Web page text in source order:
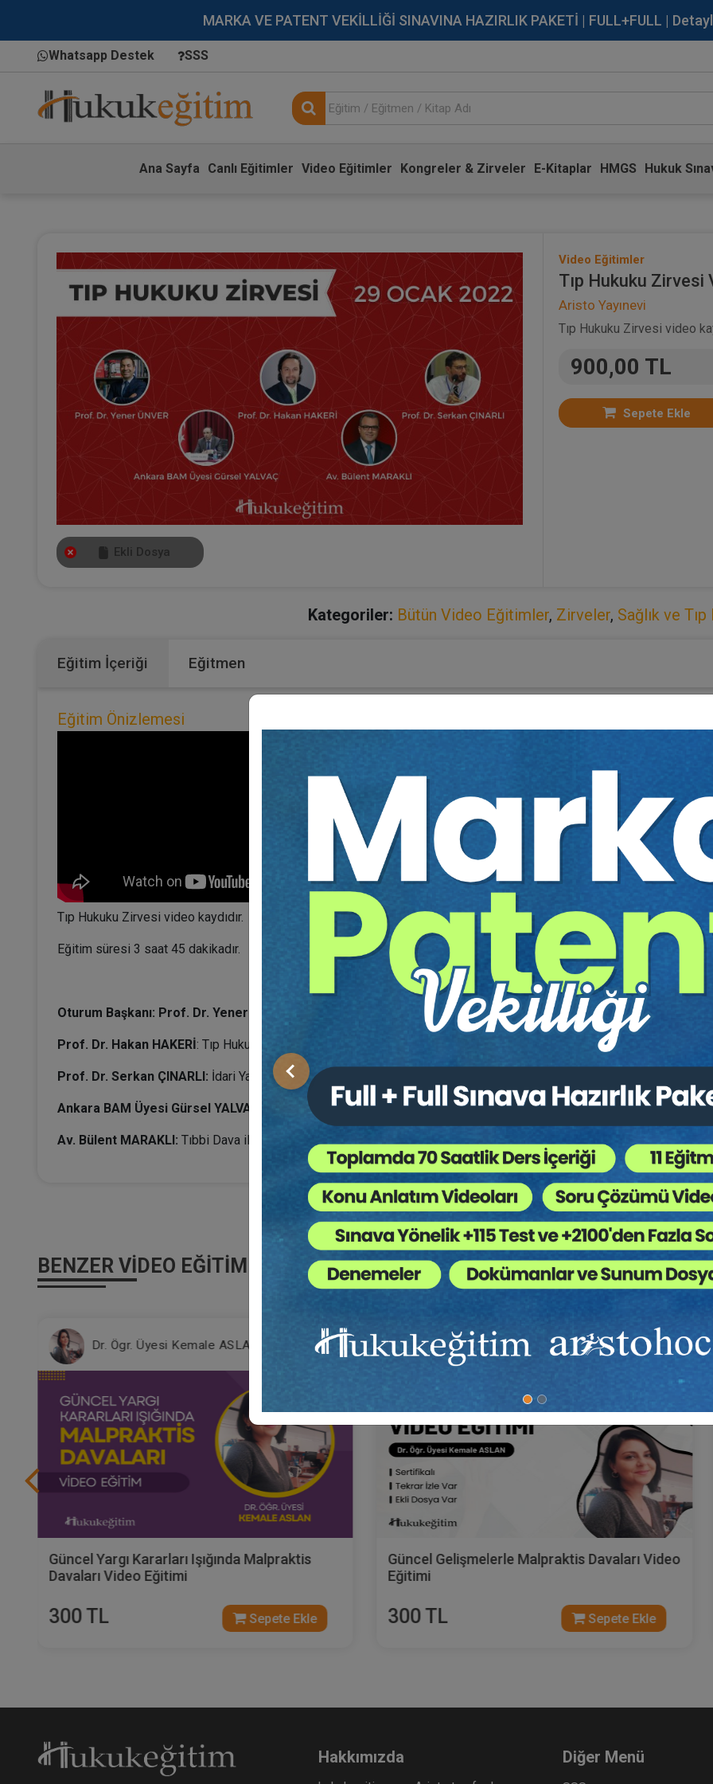
MARKA VE PATENT VEKİLLİĞİ SINAVINA HAZIRLIK PAKETİ | FULL+FULL |
Whatsapp Destek SSS
Ana Sayfa Canlı Eğitimler Video Eğitimler Kongreler & Zirveler E-Kitaplar HMGS Hukuk
Önceki
Ekli Dosya
Video Eğitimler
Tıp Hukuku Zirvesi
Aristo Yayınevi
Tıp Hukuku Zirvesi video
900,00 TL
Sepete Ekle
Kategoriler: Bütün Video Eğitimler, Zirveler, Sağlık ve
Eğitim İçeriği Eğitmen
Eğitim Önizlemesi
Tıp Hukuku Zirvesi video kaydıdır.
Eğitim süresi 3 saat 45 dakikadır.
Oturum Başkanı: Prof. Dr. Yener ÜNVER
Prof. Dr. Hakan HAKERİ: Tıp Hukuku Davalarında Hukukçuların Dikkat Etmesi Gerekenler
Prof. Dr. Serkan ÇINARLI: İdari Yargıda Malpraktis Davaları
Ankara BAM Üyesi Gürsel YALVAÇ: Sağlık Çalışanlarının Ceza Sorumluluğu
Av. Bülent MARAKLI: Tıbbi Dava ile İlaç Davalarına İlişkin Uygulama, Emsal Davalar ve İçtihatlar
BENZER VIDEO EĞITIMLER
Dr. Ögr. Üyesi Kemale ASLAN
Güncel Gelişmelerle Malpraktis Davaları Video
Eğitimi
300 TL Sepete Ekle
Av. Halide SAVAŞ
Son Gelişmeler Işığında 'Sağlık Hukukunda
Hastane Avukatlığı' Video Eğitimi
300 TL Sepete Ekle
Hakkımızda Diğer Menü